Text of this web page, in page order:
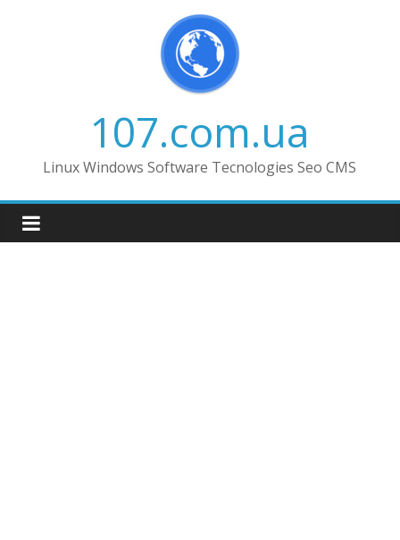
107.com.ua
Linux Windows Software Tecnologies Seo CMS